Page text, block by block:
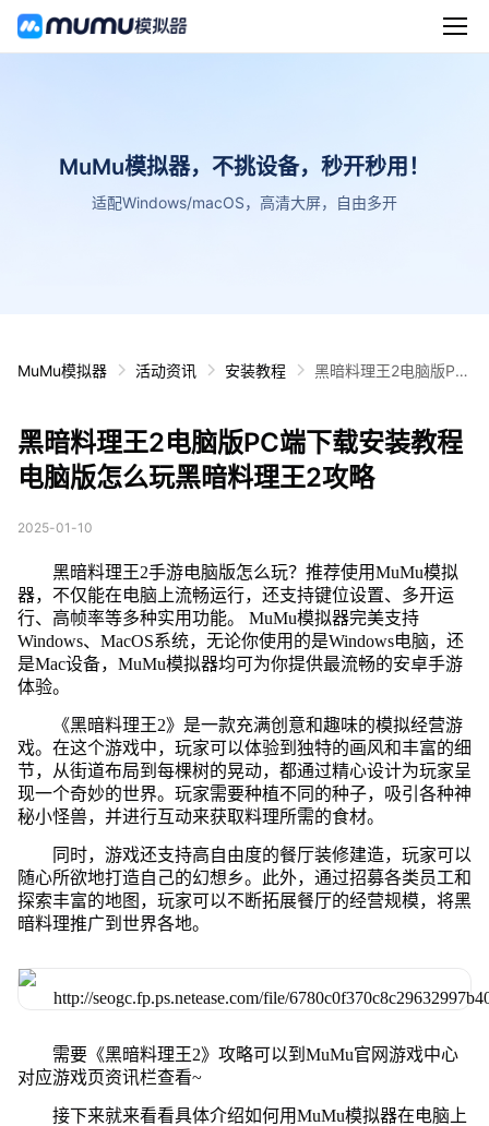
MuMu模拟器，不挑设备，秒开秒用！
适配Windows/macOS，高清大屏，自由多开
MuMu模拟器 活动资讯 安装教程
黑暗料理王2电脑版PC
略
黑暗料理王2电脑版PC端下载安装教程
电脑版怎么玩黑暗料理王2攻略
2025-01-10
黑暗料理王2手游电脑版怎么玩？推荐使用MuMu模拟
器，不仅能在电脑上流畅运行，还支持键位设置、多开运
行、高帧率等多种实用功能。 MuMu模拟器完美支持
Windows、MacOS系统，无论你使用的是Windows电脑，还
是Mac设备，MuMu模拟器均可为你提供最流畅的安卓手游
体验。
《黑暗料理王2》是一款充满创意和趣味的模拟经营游
戏。在这个游戏中，玩家可以体验到独特的画风和丰富的细
节，从街道布局到每棵树的晃动，都通过精心设计为玩家呈
现一个奇妙的世界。玩家需要种植不同的种子，吸引各种神
秘小怪兽，并进行互动来获取料理所需的食材。
同时，游戏还支持高自由度的餐厅装修建造，玩家可以
随心所欲地打造自己的幻想乡。此外，通过招募各类员工和
探索丰富的地图，玩家可以不断拓展餐厅的经营规模，将黑
暗料理推广到世界各地。
需要《黑暗料理王2》攻略可以到MuMu官网游戏中心
对应游戏页资讯栏查看~
接下来就来看看具体介绍如何用MuMu模拟器在电脑上